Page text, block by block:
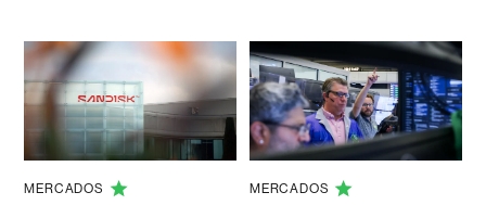
MERCADOS MERCADOS